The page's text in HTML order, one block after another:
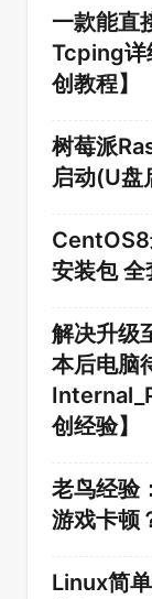
一款能直
Tcping详
创教程】
树莓派
启动(U盘
CentOS8
安装包
解决升级
本后电脑
创经验】
老鸟经验
游戏卡顿
Linux简